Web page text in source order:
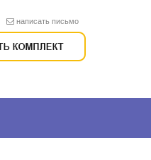
написать письмо